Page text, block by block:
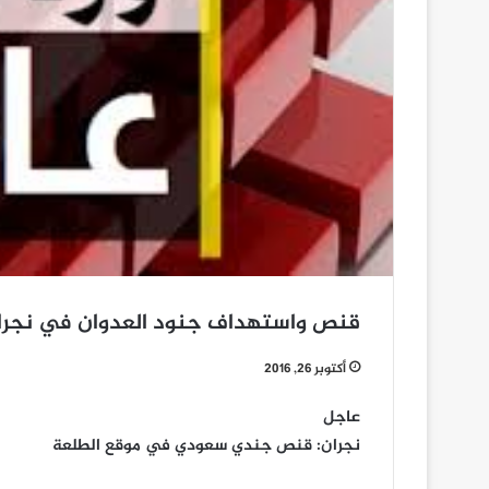
قنص واستهداف جنود العدوان في
أكتوبر 26, 2016
عاجل
نجران: قنص جندي سعودي في موقع الطلعة